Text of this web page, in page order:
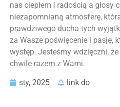
nas ciepłem i radością a głosy
niezapomnianą atmosferę,
prawdziwego ducha tych
za Wasze poświęcenie i pasję,
występ. Jesteśmy wdzięczni,
chwile razem z Wami.
sty, 2025 link do